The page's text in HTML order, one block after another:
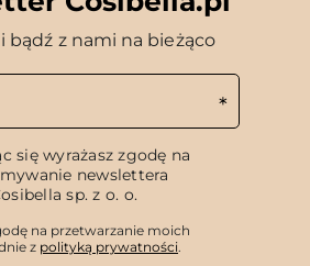
bądź z nami na bieżąco
się wyrażasz zgodę na
newslettera
sp. z o. o.
na przetwarzanie moich
z polityką prywatności.